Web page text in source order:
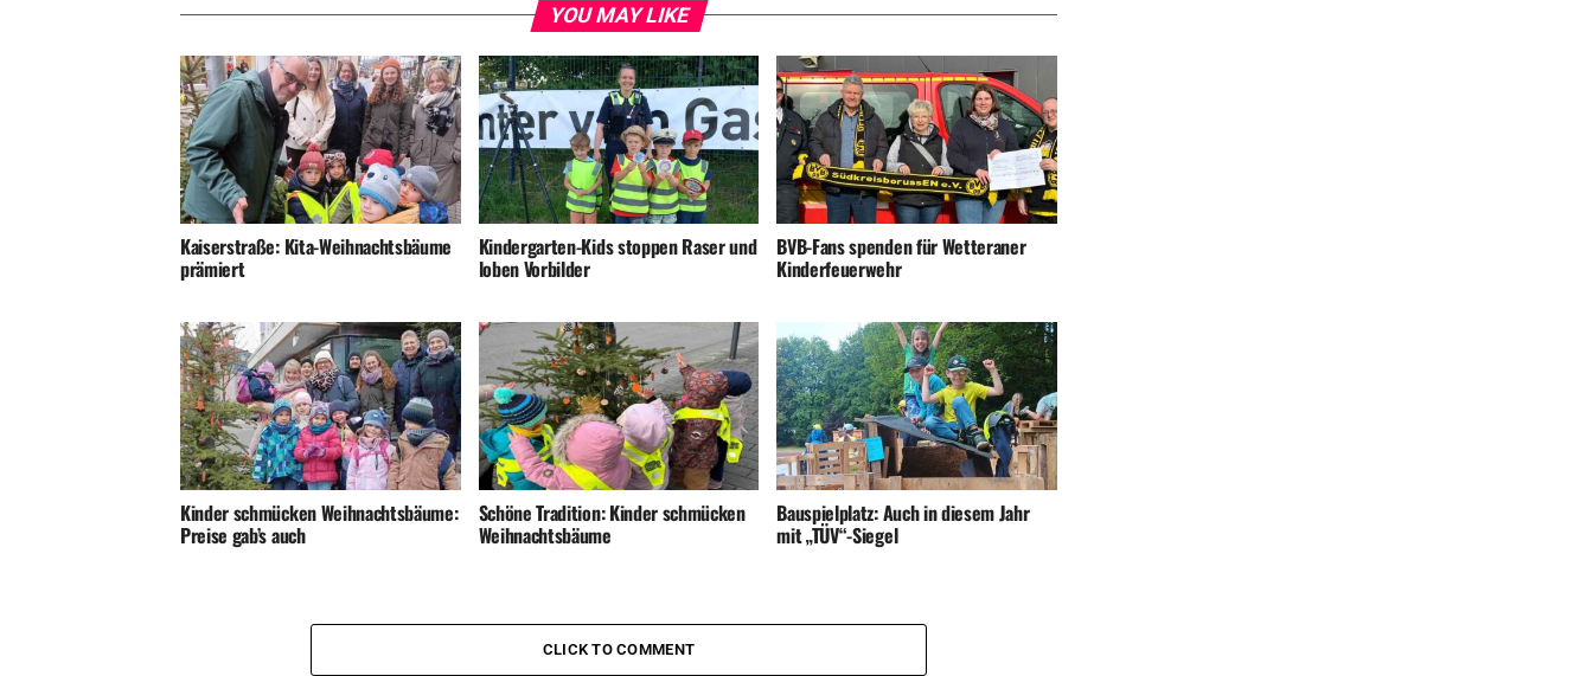
YOU MAY LIKE
Kaiserstraße: Kita-Weihnachtsbäume
prämiert
Kindergarten-Kids stoppen Raser und
loben Vorbilder
BVB-Fans spenden für Wetteraner
Kinderfeuerwehr
Kinder schmücken Weihnachtsbäume:
Preise gab’s auch
Schöne Tradition: Kinder schmücken
Weihnachtsbäume
Bauspielplatz: Auch in diesem Jahr
mit „TÜV“-Siegel
CLICK TO COMMENT